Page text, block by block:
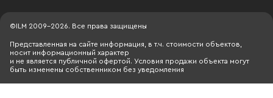
©ILM 2009-2026. Все права защищены
Представленная на сайте информация, в т.ч. стоимости объектов,
носит информационный характер
и не является публичной офертой. Условия продажи объекта могут
быть изменены собственником без уведомления